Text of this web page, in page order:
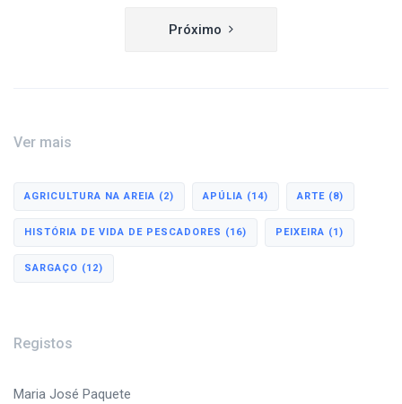
Próximo
Ver mais
AGRICULTURA NA AREIA (2) APÚLIA (14) ARTE (8)
HISTÓRIA DE VIDA DE PESCADORES (16) PEIXEIRA (1)
SARGAÇO (12)
Registos
Maria José Paquete